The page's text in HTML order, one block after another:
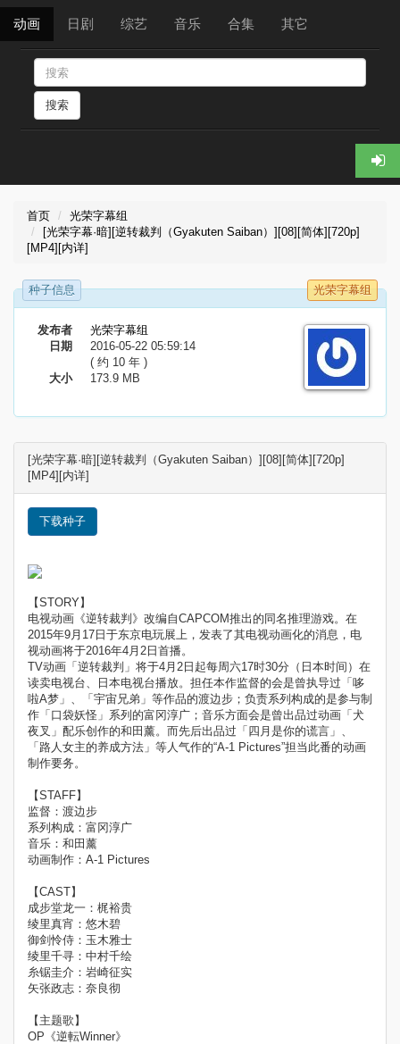
动画 日剧 综艺 音乐 合集 其它
搜索
首页
光荣字幕组
[光荣字幕·暗][逆转裁判（Gyakuten Saiban）][08][简体][720p]
[MP4][内详]
种子信息 光荣字幕组
发布者
光荣字幕组
日期
2016-05-22 05:59:14
( 约 10 年 )
大小
173.9 MB
[光荣字幕·暗][逆转裁判（Gyakuten Saiban）][08][简体][720p]
[MP4][内详]
下载种子
【STORY】
电视动画《逆转裁判》改编自CAPCOM推出的同名推理游戏。在
2015年9月17日于东京电玩展上，发表了其电视动画化的消息，电
视动画将于2016年4月2日首播。
TV动画「逆转裁判」将于4月2日起每周六17时30分（日本时间）在
读卖电视台、日本电视台播放。担任本作监督的会是曾执导过「哆
啦A梦」、「宇宙兄弟」等作品的渡边步；负责系列构成的是参与制
作「口袋妖怪」系列的富冈淳广；音乐方面会是曾出品过动画「犬
夜叉」配乐创作的和田薰。而先后出品过「四月是你的谎言」、
「路人女主的养成方法」等人气作的“A-1 Pictures”担当此番的动画
制作要务。
【STAFF】
监督：渡边步
系列构成：富冈淳广
音乐：和田薰
动画制作：A-1 Pictures
【CAST】
成步堂龙一：梶裕贵
绫里真宵：悠木碧
御剑怜侍：玉木雅士
绫里千寻：中村千绘
糸锯圭介：岩崎征实
矢张政志：奈良彻
【主题歌】
OP《逆転Winner》